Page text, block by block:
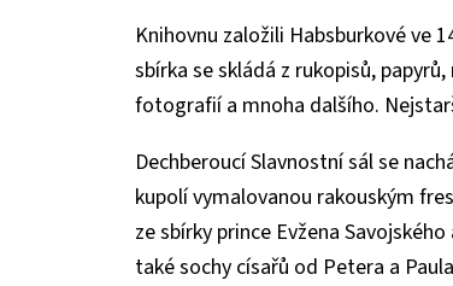
Knihovnu založili Habsburkové ve
sbírka se skládá z rukopisů,
fotografií a mnoha dalšího.
Dechberoucí Slavnostní sál se
kupolí vymalovanou rakouským
ze sbírky prince Evžena
také sochy císařů od Petera a